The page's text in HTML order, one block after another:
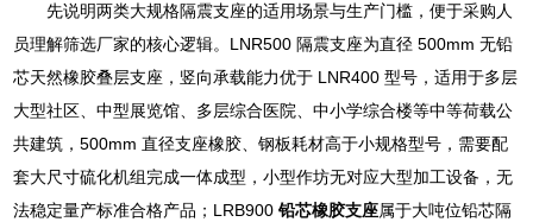
先说明两类大规格隔震支座的适用场景与生产门槛，便于采购人
员理解筛选厂家的核心逻辑。LNR500 隔震支座为直径 500mm 无铅
芯天然橡胶叠层支座，竖向承载能力优于 LNR400 型号，适用于多层
大型社区、中型展览馆、多层综合医院、中小学综合楼等中等荷载公
共建筑，500mm 直径支座橡胶、钢板耗材高于小规格型号，需要配
套大尺寸硫化机组完成一体成型，小型作坊无对应大型加工设备，无
法稳定量产标准合格产品；LRB900铅芯橡胶支座属于大吨位铅芯隔